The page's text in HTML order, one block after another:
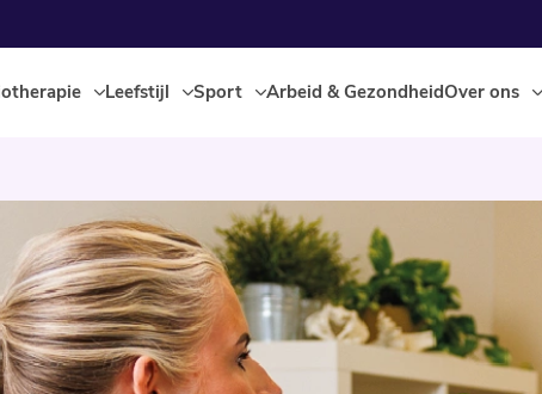
Leefstijl Sport Arbeid & GezondheidOver ons